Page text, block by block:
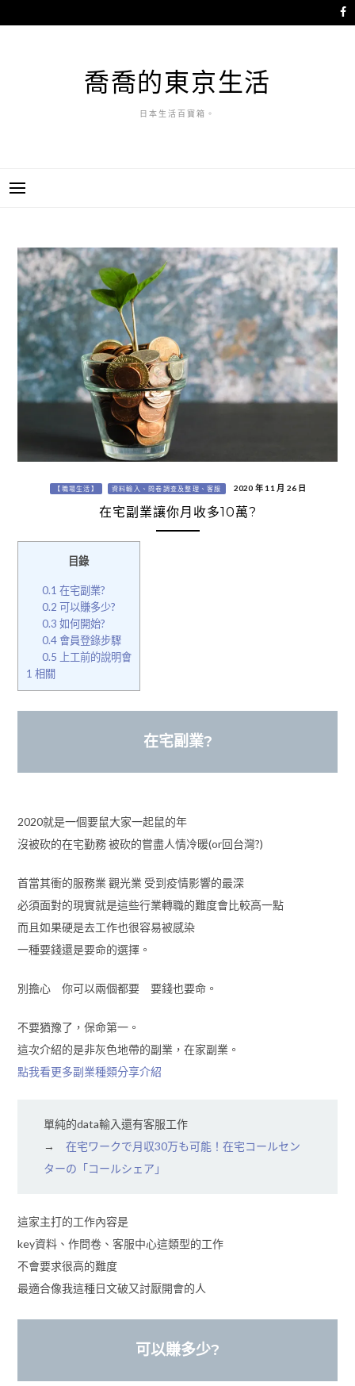
至
喬喬的東京生活
日本生活百寶箱。
【職場生活】 資料輸入、問卷調查及整理、客服 2020 年 11 月 26 日
在宅副業讓你月收多10萬?
目錄
0.1 在宅副業?
0.2 可以賺多少?
0.3 如何開始?
0.4會員登錄步驟
0.5 上工前的說明會
1 相關
在宅副業?
2020就是一個要鼠大家一起鼠的年
沒被砍的在宅勤務 被砍的嘗盡人情冷暖(or回台灣?)
首當其衝的服務業 觀光業 受到疫情影響的最深
必須面對的現實就是這些行業轉職的難度會比較高一點
而且如果硬是去工作也很容易被感染
一種要錢還是要命的選擇。
別擔心 你可以兩個都要 要錢也要命。
不要猶豫了，保命第一。
這次介紹的是非灰色地帶的副業，在家副業。
點我看更多副業種類分享介紹
單純的data輸入還有客服工作
→在宅ワークで月収30万も可能！在宅コールセン
ターの「コールシェア」
這家主打的工作內容是
key資料、作問卷、客服中心這類型的工作
不會要求很高的難度
最適合像我這種日文破又討厭開會的人
可以賺多少?